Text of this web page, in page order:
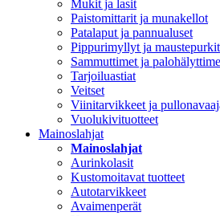
Mukit ja lasit
Paistomittarit ja munakellot
Patalaput ja pannualuset
Pippurimyllyt ja maustepurkit
Sammuttimet ja
Tarjoiluastiat
Veitset
Viinitarvikkeet ja
Vuolukivituotteet
Mainoslahjat
Mainoslahjat
Aurinkolasit
Kustomoitavat tuotteet
Autotarvikkeet
Avaimenperät